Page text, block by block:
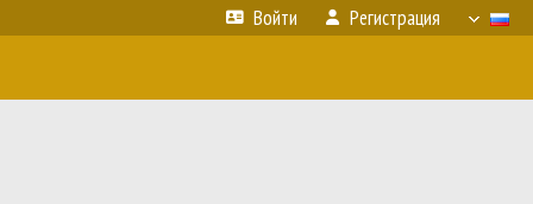
Войти Регистрация